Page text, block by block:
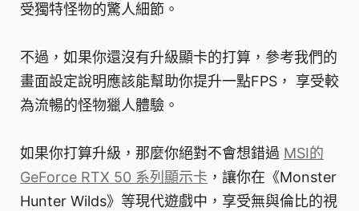
受獨特怪物的驚人細節。
不過，如果你還沒有升級顯卡的打算，參考我們的
畫面設定說明應該能幫助你提升一點FPS， 享受較
為流暢的怪物獵人體驗。
如果你打算升級，那麼你絕對不會想錯過 MSI的
GeForce RTX 50 系列顯示卡 ，讓你在《Monster
Hunter Wilds》等現代遊戲中，享受無與倫比的視